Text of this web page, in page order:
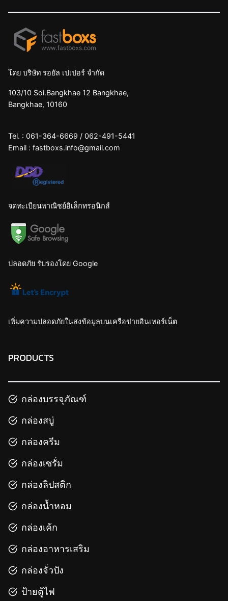
โดย บริษัท รอยัล เปเปอร์ จำกัด
103/10 Soi.Bangkhae 12 Bangkhae,
Bangkhae, 10160
Tel. : 061-364-6669 / 062-491-5441
Email : fastboxs.info@gmail.com
จดทะเบียนพาณิชย์อิเล็กทรอนิกส์
ปลอดภัย รับรองโดย Google
เพิ่มความปลอดภัยในส่งข้อมูลบนเครือข่ายอินเทอร์เน็ต
PRODUCTS
กล่องบรรจุภัณฑ์
กล่องสบู่
กล่องครีม
กล่องเซรั่ม
กล่องลิปสติก
กล่องน้ำหอม
กล่องเค้ก
กล่องอาหารเสริม
กล่องจั่วปัง
ป้ายตู้ไฟ